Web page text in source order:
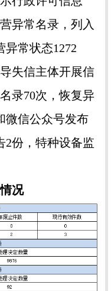
异常名录，列入
异常状态1272
失信主体开展信
录70次，恢复异
微信公众号发布
2份，特种设备监
况